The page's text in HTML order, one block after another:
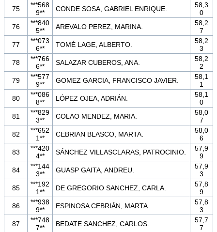
75
***568
9**
CONDE SOSA, GABRIEL ENRIQUE.
58,3
0
76
***840
5**
AREVALO PEREZ, MARINA.
58,2
7
77
***073
6**
TOMÉ LAGE, ALBERTO.
58,2
3
78
***766
6**
SALAZAR CUBEROS, ANA.
58,2
2
79
***577
9**
GOMEZ GARCIA, FRANCISCO JAVIER.
58,1
1
80
***086
8**
LÓPEZ OJEA, ADRIÁN.
58,1
0
81
***829
3**
COLAO MENDEZ, MARIA.
58,0
7
82
***652
1**
CEBRIAN BLASCO, MARTA.
58,0
6
83
***420
4**
SÁNCHEZ VILLASCLARAS, PATROCINIO.
57,9
9
84
***144
3**
GUASP GAITA, ANDREU.
57,9
3
85
***192
1**
DE GREGORIO SANCHEZ, CARLA.
57,8
9
86
***938
9**
ESPINOSA CEBRIÁN, MARTA.
57,8
3
87
***748
7**
BEDATE SANCHEZ, CARLOS.
57,7
7